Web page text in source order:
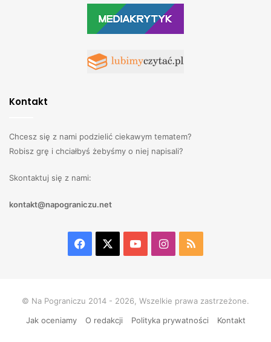
Kontakt
Chcesz się z nami podzielić ciekawym tematem?
Robisz grę i chciałbyś żebyśmy o niej napisali?
Skontaktuj się z nami:
kontakt@napograniczu.net
Facebook YouTubeInstagram
© Na Pograniczu 2014 - 2026, Wszelkie prawa zastrzeżone.
Jak oceniamy
O redakcji Polityka prywatności Kontakt